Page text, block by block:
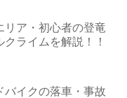
リア・初心者の登竜
ライムを解説！！
バイクの落車・事故